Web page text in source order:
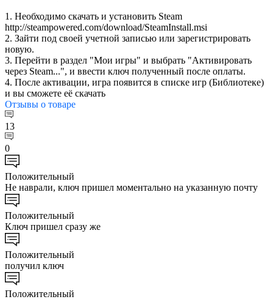
1. Необходимо скачать и установить Steam
http://steampowered.com/download/SteamInstall.msi
2. Зайти под своей учетной записью или зарегистрировать
новую.
3. Перейти в раздел "Мои игры" и выбрать "Активировать
через Steam...", и ввести ключ полученный после оплаты.
4. После активации, игра появится в списке игр (Библиотеке)
и вы сможете её скачать
Отзывы о товаре
13
0
Положительный
Не наврали, ключ пришел моментально на указанную почту
Положительный
Ключ пришел сразу же
Положительный
получил ключ
Положительный